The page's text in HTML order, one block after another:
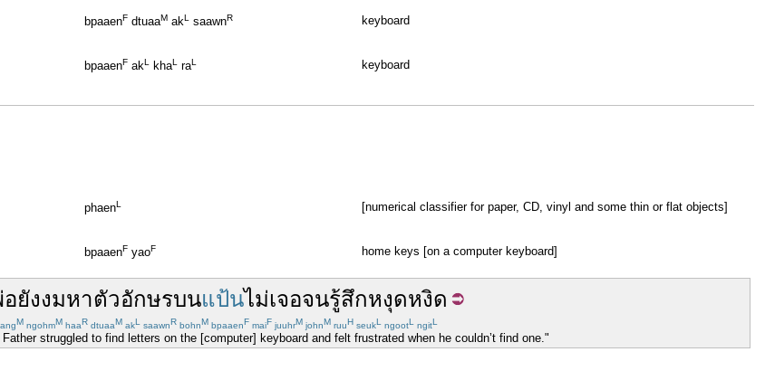
bpaaenF dtuaaM akL saawnR keyboard
bpaaenF akL khaL raL keyboard
phaenL [numerical classifier for paper, CD, vinyl and some thin or flat objects]
bpaaenF yaoF home keys [on a computer keyboard]
ยังงมหาตัวอักษรบนแป้นไม่เจอจนรู้สึกหงุดหงิด
M ngohmM haaR dtuaaM akL saawnR bohnM bpaaenF maiF juuhrM johnM ruuH seukL ngootL ngitL
struggled to find letters on the [computer] keyboard and felt frustrated when he couldn’t find one."